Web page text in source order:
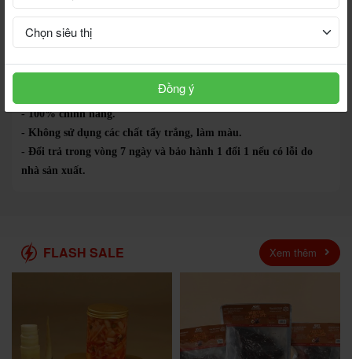
10.Bảo quản:
- Nơi khô ráo, thoáng mát, tránh ánh nắng trực tiếp.
11. Cam kết và Chính sách của Shop
- 100% chính hãng.
- Không sử dụng các chất tẩy trắng, làm màu.
- Đổi trả trong vòng 7 ngày và bảo hành 1 đổi 1 nếu có lỗi do
nhà sản xuất.
FLASH SALE Xem thêm
Đồng ý